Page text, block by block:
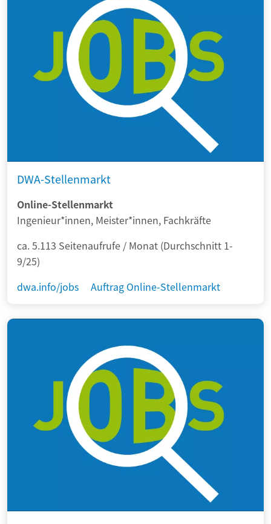
DWA-Stellenmarkt
Online-Stellenmarkt
Ingenieur*innen, Meister*innen, Fachkräfte
ca. 5.113 Seitenaufrufe / Monat (Durchschnitt 1-
9/25)
dwa.info/jobs
Auftrag Online-Stellenmarkt